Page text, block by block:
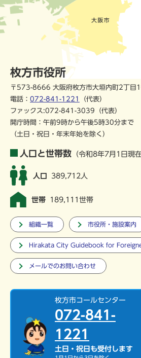
枚方市役所
〒573-8666 大阪府枚方市大垣内町2丁目
電話： 072-841-1221
（代表）
ファックス:072-841-3039（代表）
開庁時間：午前9時から午後5時30分まで
（土日・祝日・年末年始を除く）
人口と世帯数 （令和8年7月1日現在
人口 389,712人
世帯 189,111世帯
組織一覧 市役所・施設案内
Hirakata City Guidebook for
メールでのお問い合わせ
枚方市コールセンター
072-841-
1221
土日・祝日も受付します